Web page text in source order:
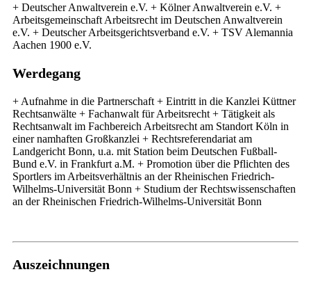
+ Deutscher Anwaltverein e.V. + Kölner Anwaltverein e.V. +
Arbeitsgemeinschaft Arbeitsrecht im Deutschen Anwaltverein
e.V. + Deutscher Arbeitsgerichtsverband e.V. + TSV Alemannia
Aachen 1900 e.V.
Werdegang
+ Aufnahme in die Partnerschaft + Eintritt in die Kanzlei Küttner
Rechtsanwälte + Fachanwalt für Arbeitsrecht + Tätigkeit als
Rechtsanwalt im Fachbereich Arbeitsrecht am Standort Köln in
einer namhaften Großkanzlei + Rechtsreferendariat am
Landgericht Bonn, u.a. mit Station beim Deutschen Fußball-
Bund e.V. in Frankfurt a.M. + Promotion über die Pflichten des
Sportlers im Arbeitsverhältnis an der Rheinischen Friedrich-
Wilhelms-Universität Bonn + Studium der Rechtswissenschaften
an der Rheinischen Friedrich-Wilhelms-Universität Bonn
Auszeichnungen